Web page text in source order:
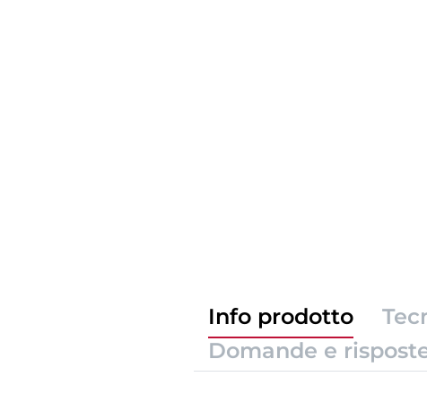
Info prodotto
Domande e